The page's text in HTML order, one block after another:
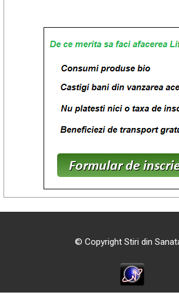
© Copyright Stiri din